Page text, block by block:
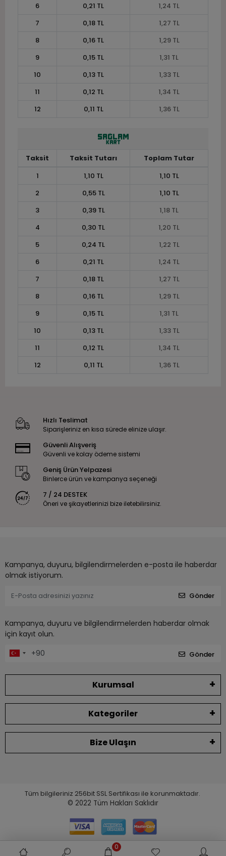
6
0,21 TL
1,24 TL
7
0,18 TL
1,27 TL
8
0,16 TL
1,29 TL
9
0,15 TL
1,31 TL
10
0,13 TL
1,33 TL
11
0,12 TL
1,34 TL
12
0,11 TL 1,36 TL
Taksit Taksit Tutarı
Toplam Tutar
1
1,10 TL
1,10 TL
2
0,55 TL
1,10 TL
3
0,39 TL
1,18 TL
4
0,30 TL
1,20 TL
5
0,24 TL
1,22 TL
6
0,21 TL
1,24 TL
7
0,18 TL
1,27 TL
8
0,16 TL
1,29 TL
9
0,15 TL
1,31 TL
10
0,13 TL
1,33 TL
11
0,12 TL
1,34 TL
12
0,11 TL 1,36 TL
Hızlı Teslimat
Siparişleriniz en kısa sürede elinize ulaşır.
Güvenli Alışveriş
Güvenli ve kolay ödeme sistemi
Geniş Ürün Yelpazesi
Binlerce ürün ve kampanya seçeneği
7 / 24 DESTEK
Öneri ve şikayetlerinizi bize iletebilirsiniz.
Kampanya, duyuru, bilgilendirmelerden e-posta ile haberdar
olmak istiyorum.
Gönder
Kampanya, duyuru ve bilgilendirmelerden haberdar olmak
için kayıt olun.
Gönder
Kurumsal
Kategoriler
Bize Ulaşın
Tüm bilgileriniz 256bit SSL Sertifikası ile korunmaktadır.
© 2022 Tüm Hakları Saklıdır
0